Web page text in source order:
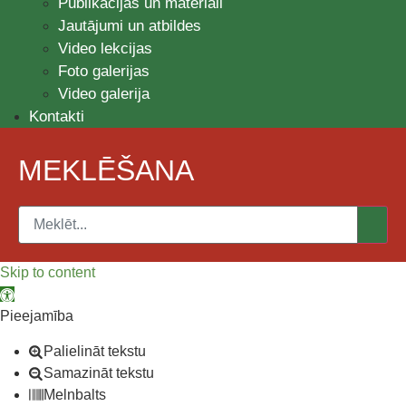
Jautājumi un atbildes
Video lekcijas
Foto galerijas
Video galerija
Kontakti
MEKLĒŠANA
Skip to content
Open toolbar
Pieejamība
Palielināt tekstu
Samazināt tekstu
Melnbalts